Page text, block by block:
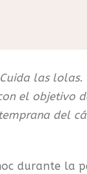
las
el objetivo
del
durante la